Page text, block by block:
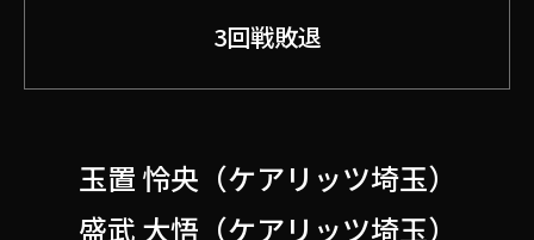
3回戦敗退
玉置 怜央（ケアリッツ埼玉）
盛武 大悟（ケアリッツ埼玉）